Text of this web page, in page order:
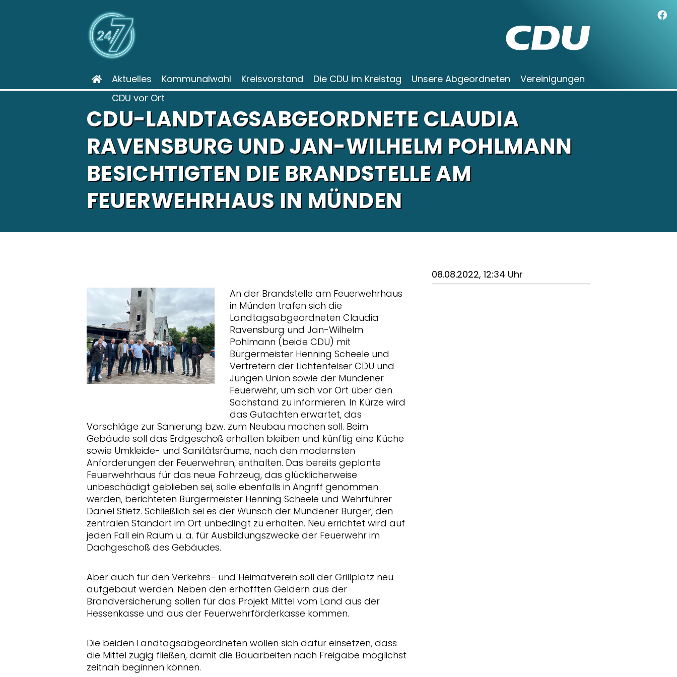
Aktuelles Kommunalwahl Kreisvorstand Die CDU im Kreistag Unsere Abgeordneten
Vereinigungen
CDU vor Ort
CDU-LANDTAGSABGEORDNETE CLAUDIA
RAVENSBURG UND JAN-WILHELM POHLMANN
BESICHTIGTEN DIE BRANDSTELLE AM
FEUERWEHRHAUS IN MÜNDEN
An der Brandstelle am Feuerwehrhaus
in Münden trafen sich die
Landtagsabgeordneten Claudia
Ravensburg und Jan-Wilhelm
Pohlmann (beide CDU) mit
Bürgermeister Henning Scheele und
Vertretern der Lichtenfelser CDU und
Jungen Union sowie der Mündener
Feuerwehr, um sich vor Ort über den
Sachstand zu informieren. In Kürze wird
das Gutachten erwartet, das
Vorschläge zur Sanierung bzw. zum Neubau machen soll. Beim
Gebäude soll das Erdgeschoß erhalten bleiben und künftig eine Küche
sowie Umkleide- und Sanitätsräume, nach den modernsten
Anforderungen der Feuerwehren, enthalten. Das bereits geplante
Feuerwehrhaus für das neue Fahrzeug, das glücklicherweise
unbeschädigt geblieben sei, solle ebenfalls in Angriff genommen
werden, berichteten Bürgermeister Henning Scheele und Wehrführer
Daniel Stietz. Schließlich sei es der Wunsch der Mündener Bürger, den
zentralen Standort im Ort unbedingt zu erhalten. Neu errichtet wird auf
jeden Fall ein Raum u. a. für Ausbildungszwecke der Feuerwehr im
Dachgeschoß des Gebäudes.
Aber auch für den Verkehrs- und Heimatverein soll der Grillplatz neu
aufgebaut werden. Neben den erhofften Geldern aus der
Brandversicherung sollen für das Projekt Mittel vom Land aus der
Hessenkasse und aus der Feuerwehrförderkasse kommen.
Die beiden Landtagsabgeordneten wollen sich dafür einsetzen, dass
die Mittel zügig fließen, damit die Bauarbeiten nach Freigabe möglichst
zeitnah beginnen können.
08.08.2022, 12:34 Uhr